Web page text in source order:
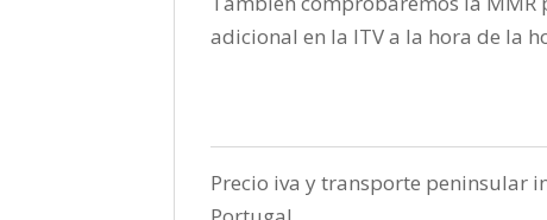
adicional en la ITV a la hora de la
Precio iva y transporte peninsular